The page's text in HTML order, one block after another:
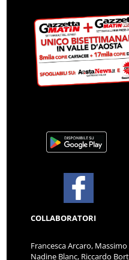
COLLABORATORI
Francesca Arcaro,
Nadine Blanc, Riccardo